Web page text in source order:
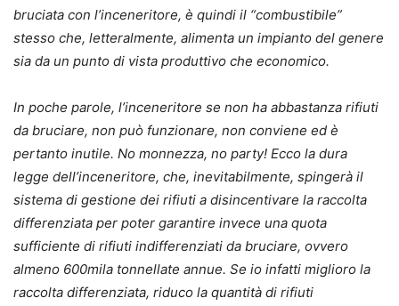
bruciata con l’inceneritore, è quindi il “combustibile”
stesso che, letteralmente, alimenta un impianto del genere
sia da un punto di vista produttivo che economico.
In poche parole, l’inceneritore se non ha abbastanza rifiuti
da bruciare, non può funzionare, non conviene ed è
pertanto inutile. No monnezza, no party! Ecco la dura
legge dell’inceneritore, che, inevitabilmente, spingerà il
sistema di gestione dei rifiuti a disincentivare la raccolta
differenziata per poter garantire invece una quota
sufficiente di rifiuti indifferenziati da bruciare, ovvero
almeno 600mila tonnellate annue. Se io infatti miglioro la
raccolta differenziata, riduco la quantità di rifiuti